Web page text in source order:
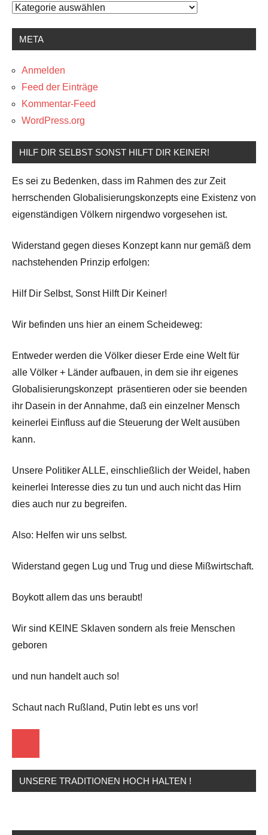
Kategorien
META
Anmelden
Feed der Einträge
Kommentar-Feed
WordPress.org
HILF DIR SELBST SONST HILFT DIR KEINER!
Es sei zu Bedenken, dass im Rahmen des zur Zeit
herrschenden Globalisierungskonzepts eine Existenz von
eigenständigen Völkern nirgendwo vorgesehen ist.
Widerstand gegen dieses Konzept kann nur gemäß dem
nachstehenden Prinzip erfolgen:
Hilf Dir Selbst, Sonst Hilft Dir Keiner!
Wir befinden uns hier an einem Scheideweg:
Entweder werden die Völker dieser Erde eine Welt für
alle Völker + Länder aufbauen, in dem sie ihr eigenes
Globalisierungskonzept präsentieren oder sie beenden
ihr Dasein in der Annahme, daß ein einzelner Mensch
keinerlei Einfluss auf die Steuerung der Welt ausüben
kann.
Unsere Politiker ALLE, einschließlich der Weidel, haben
keinerlei Interesse dies zu tun und auch nicht das Hirn
dies auch nur zu begreifen.
Also: Helfen wir uns selbst.
Widerstand gegen Lug und Trug und diese Mißwirtschaft.
Boykott allem das uns beraubt!
Wir sind KEINE Sklaven sondern als freie Menschen
geboren
und nun handelt auch so!
Schaut nach Rußland, Putin lebt es uns vor!
UNSERE TRADITIONEN HOCH HALTEN !